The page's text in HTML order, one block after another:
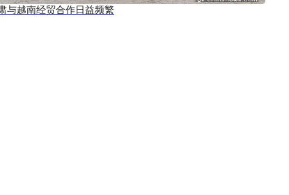
与越南经贸合作日益频繁